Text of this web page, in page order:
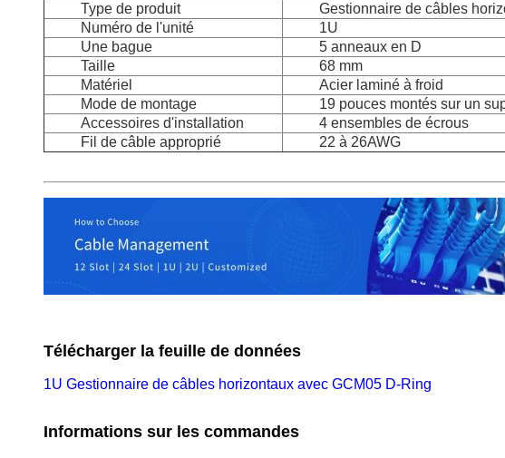
Type de produit
Gestionnaire de câbles
Numéro de l'unité
1U
Une bague
5 anneaux en D
Taille
68 mm
Matériel
Acier laminé à froid
Mode de montage
19 pouces montés sur un
Accessoires d'installation
4 ensembles de écrous
Fil de câble approprié
22 à 26AWG
Télécharger la feuille de données
1U Gestionnaire de câbles horizontaux avec GCM05 D-Ring
Informations sur les commandes